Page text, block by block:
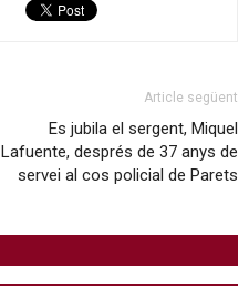
Article següent
Es jubila el sergent, Miquel
Lafuente, després de 37 anys de
servei al cos policial de Parets